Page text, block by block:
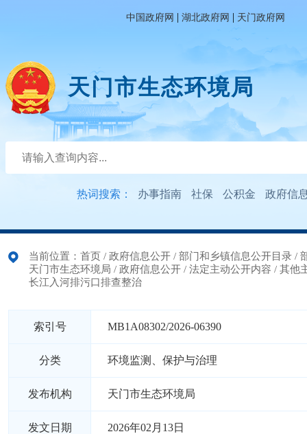
中国政府网 | 湖北政府网 | 天门政府网
天门市生态环境局
热词搜索： 办事指南 社保 公积金 政府信
当前位置： 首页 / 政府信息公开 / 部门和乡镇信息公开目录 /
天门市生态环境局 / 政府信息公开 / 法定主动公开内容 / 其他
长江入河排污口排查整治
索引号 MB1A08302/2026-06390
分类 环境监测、保护与治理
发布机构 天门市生态环境局
发文日期 2026年02月13日